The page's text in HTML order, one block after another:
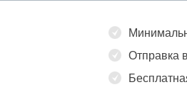
Отправка